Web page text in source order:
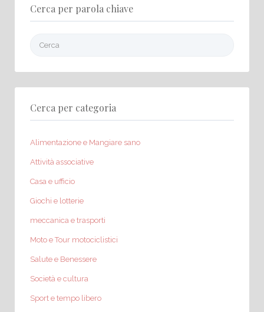
Cerca per parola chiave
Cerca per categoria
Alimentazione e Mangiare sano
Attività associative
Casa e ufficio
Giochi e lotterie
meccanica e trasporti
Moto e Tour motociclistici
Salute e Benessere
Società e cultura
Sport e tempo libero